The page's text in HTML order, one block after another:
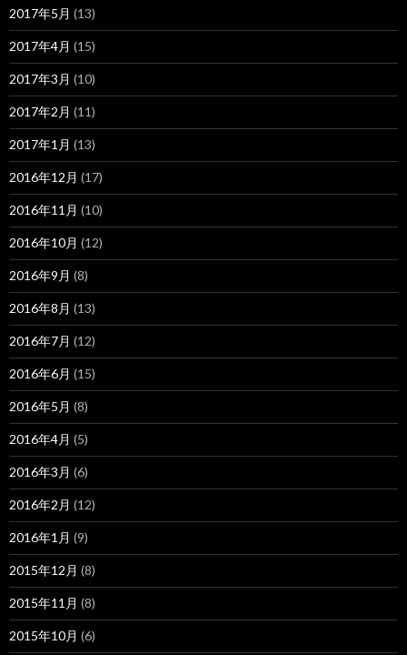
2017年5月 (13)
2017年4月 (15)
2017年3月 (10)
2017年2月 (11)
2017年1月 (13)
2016年12月 (17)
2016年11月 (10)
2016年10月 (12)
2016年9月 (8)
2016年8月 (13)
2016年7月 (12)
2016年6月 (15)
2016年5月 (8)
2016年4月 (5)
2016年3月 (6)
2016年2月 (12)
2016年1月 (9)
2015年12月 (8)
2015年11月 (8)
2015年10月 (6)